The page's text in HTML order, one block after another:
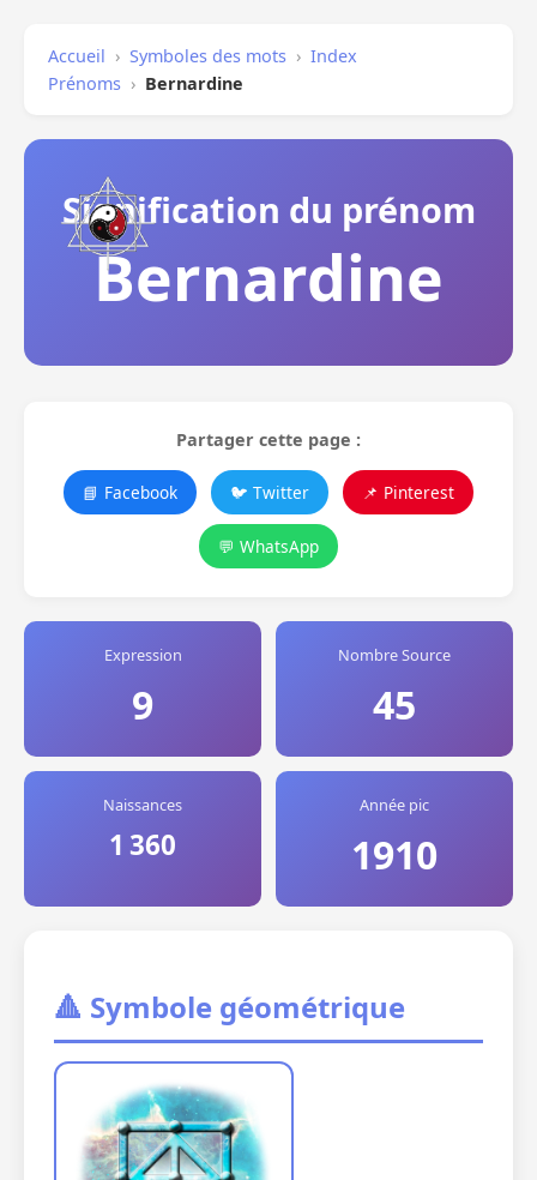
Accueil › Symboles des mots › Index
Prénoms › Bernardine
Signification du prénom
Bernardine
Partager cette page :
📘 Facebook 🐦 Twitter 📌 Pinterest
💬 WhatsApp
Expression
9
Nombre Source
45
Naissances
1 360
Année pic
1910
🔺 Symbole géométrique